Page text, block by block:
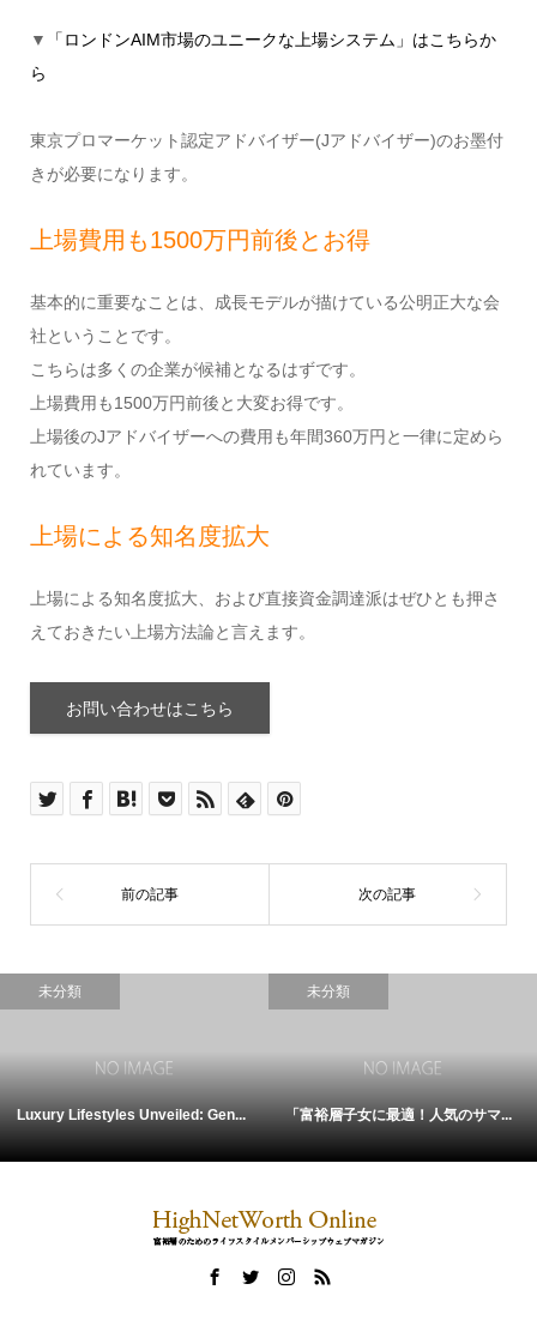
▼
「ロンドンAIM市場のユニークな上場システム」はこちらか
ら
東京プロマーケット認定アドバイザー(Jアドバイザー)のお墨付
きが必要になります。
上場費用も1500万円前後とお得
基本的に重要なことは、成長モデルが描けている公明正大な会
社ということです。
こちらは多くの企業が候補となるはずです。
上場費用も1500万円前後と大変お得です。
上場後のJアドバイザーへの費用も年間360万円と一律に定めら
れています。
上場による知名度拡大
上場による知名度拡大、および直接資金調達派はぜひとも押さ
えておきたい上場方法論と言えます。
お問い合わせはこちら
未分類
Luxury Lifestyles Unveiled: Gen...
未分類
「富裕層子女に最適！人気のサマ...